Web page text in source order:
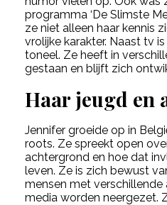
programma ‘De Slimste
ze niet alleen haar kennis
vrolijke karakter. Naast tv
toneel. Ze heeft in
gestaan en blijft zich
Haar jeugd en
Jennifer groeide op in
roots. Ze spreekt open
achtergrond en hoe dat
leven. Ze is zich bewust
mensen met verschillende
media worden neergezet.